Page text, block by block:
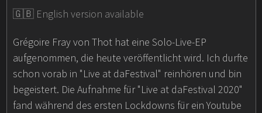
🇬🇧 English version available
Grégoire Fray von Thot hat eine Solo-Live-EP
aufgenommen, die heute veröffentlicht wird. Ich durfte
schon vorab in "Live at daFestival" reinhören und bin
begeistert. Die Aufnahme für "Live at daFestival 2020"
fand während des ersten Lockdowns für ein Youtube